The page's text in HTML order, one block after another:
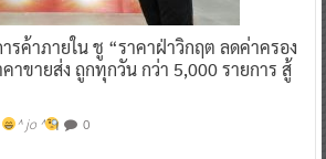
รค้าภายใน ชู “ราคาฝ่าวิกฤต ลดค่าครอง
ขายส่ง ถูกทุกวัน กว่า 5,000 รายการ สู้
^ jo ^ 0